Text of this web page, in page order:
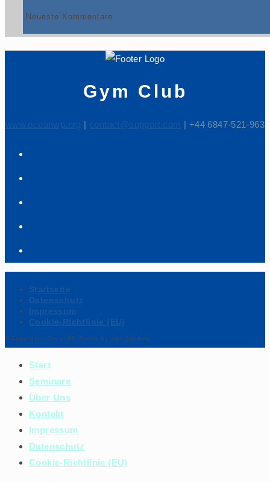
Neueste Kommentare
Gym Club
www.oceanwp.org | contact@support.com | +44 6847-521-963
Startseite
Datenschutz
Impressum
Cookie-Richtlinie (EU)
© Copyright - OceanWP Theme by Udo Gaedeke
Start
Seminare
Über Uns
Kontakt
Impressum
Datenschutz
Cookie-Richtlinie (EU)